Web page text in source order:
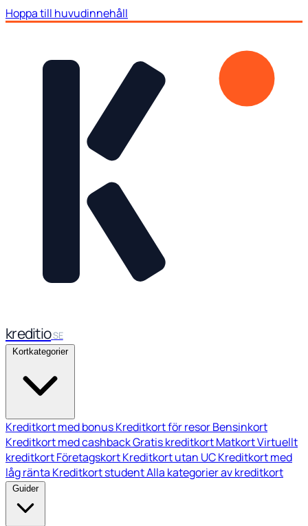
Hoppa till huvudinnehåll
kreditioSE
Kortkategorier
Kreditkort med bonusKreditkort för resorBensinkort
Kreditkort med cashbackGratis kreditkortMatkortVirtuellt
kreditkortFöretagskortKreditkort utan UCKreditkort med
låg ränta Kreditkort studentAlla kategorier av kreditkort
Guider